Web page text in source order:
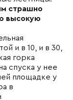
страшно
высокую
и в 10, и в 30,
горка
спуска у нее
площадке у
в